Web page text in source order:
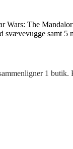
Wars: The
svævevugge samt 5
1 butik.